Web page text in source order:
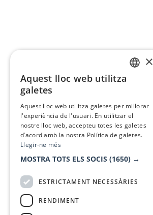
×
Aquest lloc web utilitza
galetes
Aquest lloc web utilitza galetes per millorar
l'experiència de l'usuari. En utilitzar el
nostre lloc web, accepteu totes les galetes
d’acord amb la nostra Política de galetes.
Llegir-ne més
MOSTRA TOTS ELS SOCIS (1650) →
ESTRICTAMENT NECESSÀRIES
RENDIMENT